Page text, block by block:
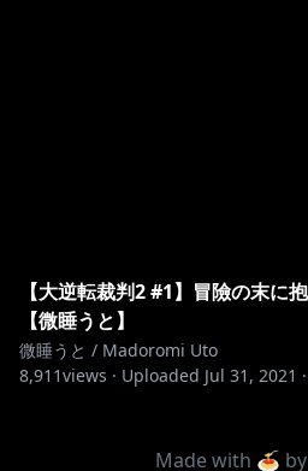
【大逆転裁判2 #1】冒險の末に
【微睡うと】
微睡うと / Madoromi Uto
8,911views · Uploaded Jul 31, 2021 ·
Made with 🍝 by